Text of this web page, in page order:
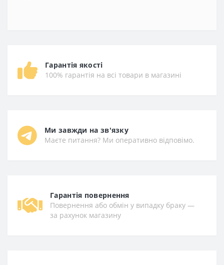
Гарантія якості
100% гарантія на всі товари в магазині
Ми завжди на зв'язку
Маєте питання? Ми оперативно відповімо.
Гарантiя повернення
Повернення або обмін у випадку браку —
за рахунок магазину